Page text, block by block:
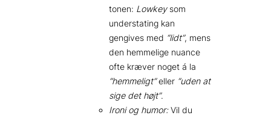
tonen: Lowkeysom
understating kan
gengives med “lidt”, mens
den hemmelige nuance
ofte kræver noget á la
“hemmeligt”eller “uden at
sige det højt”.
Ironi og humor:Vil du